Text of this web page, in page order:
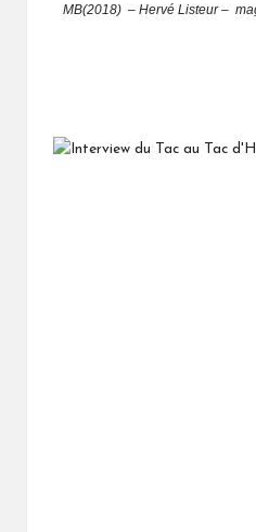
MB(2018) – Hervé Listeur–